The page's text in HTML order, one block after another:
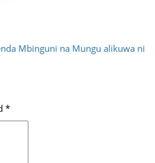
Mbinguni na Mungu alikuwa ni
*